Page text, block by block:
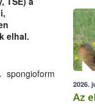
elhal.
2026.
Az